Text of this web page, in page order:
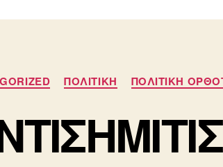
Κατηγορίες
ΠΟΛΙΤΙΚΗ ΠΟΛΙΤΙΚΗ